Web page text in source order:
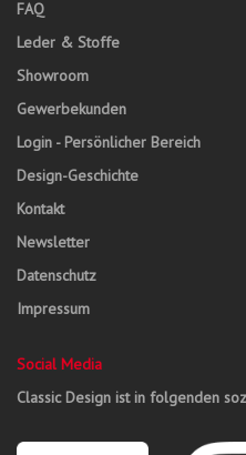
FAQ
Leder & Stoffe
Showroom
Gewerbekunden
Login - Persönlicher Bereich
Design-Geschichte
Kontakt
Newsletter
Datenschutz
Impressum
Social Media
Classic Design ist in folgenden